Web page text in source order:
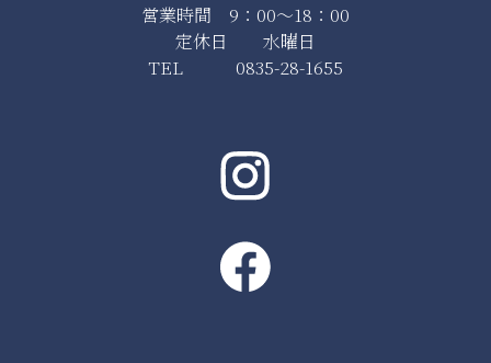
営業時間 9：00～18：00
定休日 水曜日
TEL 0835-28-1655